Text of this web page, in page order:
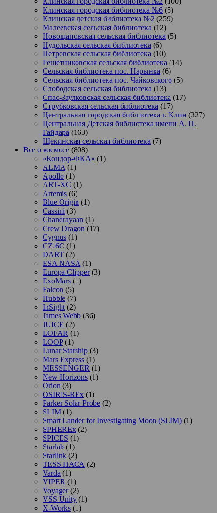
Клинская городская библиотека №6 (5)
Клинская детская библиотека №2 (259)
Малеевская сельская библиотека (12)
Новощаповская сельская библиотека (5)
Нудольская сельская библиотека (6)
Петровская сельская библиотека (10)
Решетниковская сельская библиотека (14)
Сельская библиотека пос. Нарынка (6)
Сельская библиотека пос. Чайковского (5)
Слободская сельская библиотека (13)
Спас-Заулковская сельская библиотека (17)
Струбковская сельская библиотека (17)
Центральная городская библиотека г. Клин (327)
Центральная Детская библиотека имени А. П.
Гайдара (163)
Щекинская сельская библиотека (7)
Все о космосе (808)
«Кондор-ФКА» (1)
ALMA (1)
Apollo (1)
ART-XC (1)
Artemis (6)
Blue Origin (1)
Cassini (3)
Chandrayaan (1)
Crew Dragon (17)
Cygnus (1)
CZ-6C (1)
DART (2)
ESA NASA (1)
Europa Clipper(3)
ExoMars (1)
Falcon (5)
Hubble (7)
InSight (2)
James Webb (36)
JUICE (2)
LOFAR (1)
LOOP(1)
Lunar Starship (3)
Mars Express (1)
MESSENGER (1)
New Horizons (1)
Orion (3)
OSIRIS-REx (1)
Parker Solar Probe (2)
SLIM (1)
Smart Lander for Investigating Moon (SLIM) (1)
SPHEREx (2)
SPICES (1)
Starlab (1)
Starlink (2)
TESS НАСА (2)
Varda (1)
VIPER (1)
Voyager(2)
VSS Unity (1)
X-Works (1)